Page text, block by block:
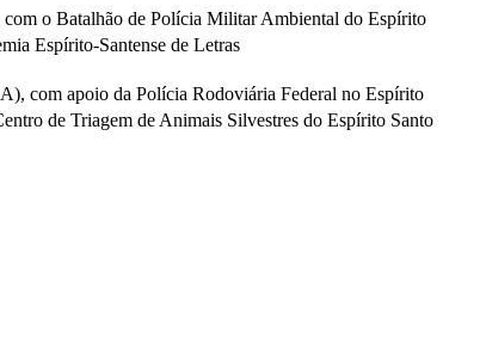
com o Batalhão de Polícia Militar Ambiental do Espírito
Espírito-Santense de Letras
com apoio da Polícia Rodoviária Federal no Espírito
de Triagem de Animais Silvestres do Espírito Santo